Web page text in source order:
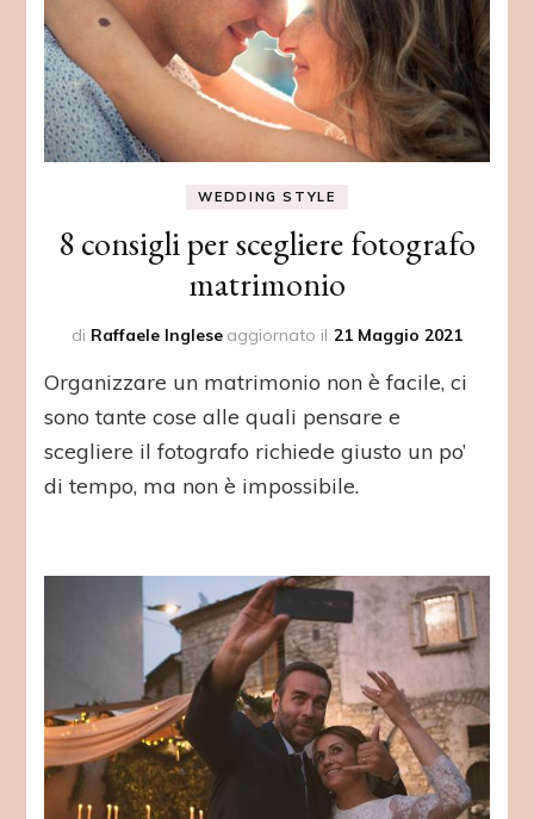
WEDDING STYLE
8 consigli per scegliere fotografo
matrimonio
di Raffaele Inglese aggiornato il 21 Maggio 2021
Organizzare un matrimonio non è facile, ci
sono tante cose alle quali pensare e
scegliere il fotografo richiede giusto un po’
di tempo, ma non è impossibile.